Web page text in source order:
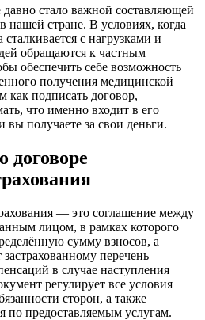
стало важной составляющей
нашей стране. В условиях, когда
с нагрузками и
обращаются к частным
обеспечить себе возможность
получения медицинской
подписать договор,
что именно входит в его
вы получаете за свои деньги.
договоре
— это соглашение между
лицом, в рамках которого
сумму взносов, а
перечень
в случае наступления
регулирует все условия
сторон, а также
по предоставляемым услугам.